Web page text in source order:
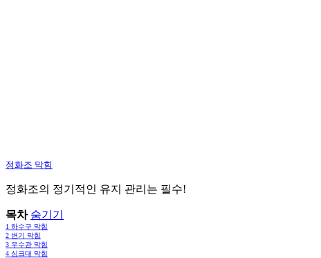
정화조 막힘
정화조의 정기적인 유지 관리는 필수!
목차 숨기기
1 하수구 막힘
2 변기 막힘
3 우수관 막힘
4 싱크대 막힘